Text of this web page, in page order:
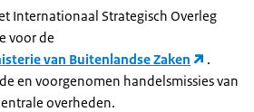
Internationaal Strategisch Overleg
voor de
van Buitenlandse Zaken
.
en voorgenomen handelsmissies van
overheden.